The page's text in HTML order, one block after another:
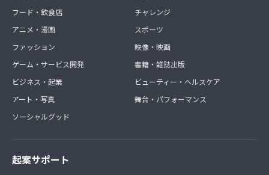
フード・飲食店
アニメ・漫画
ファッション
ゲーム・サービス開発
ビジネス・起業
アート・写真
ソーシャルグッド
チャレンジ
スポーツ
映像・映画
書籍・雑誌出版
ビューティー・ヘルスケア
舞台・パフォーマンス
起案サポート